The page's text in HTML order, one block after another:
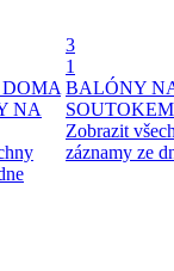
NA
3
1
BALÓNY
SOUTOKEM
Zobrazit
záznamy ze